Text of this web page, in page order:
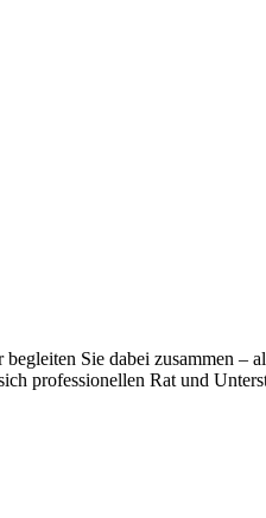
Sie dabei zusammen –
professionellen Rat und